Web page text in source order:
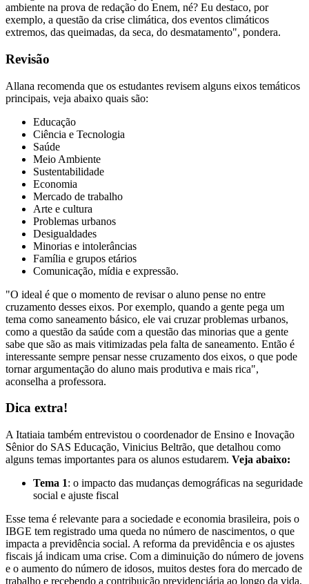
ambiente na prova de redação do Enem, né? Eu destaco, por
exemplo, a questão da crise climática, dos eventos climáticos
extremos, das queimadas, da seca, do desmatamento", pondera.
Revisão
Allana recomenda que os estudantes revisem alguns eixos temáticos
principais, veja abaixo quais são:
Educação
Ciência e Tecnologia
Saúde
Meio Ambiente
Sustentabilidade
Economia
Mercado de trabalho
Arte e cultura
Problemas urbanos
Desigualdades
Minorias e intolerâncias
Família e grupos etários
Comunicação, mídia e expressão.
"O ideal é que o momento de revisar o aluno pense no entre
cruzamento desses eixos. Por exemplo, quando a gente pega um
tema como saneamento básico, ele vai cruzar problemas urbanos,
como a questão da saúde com a questão das minorias que a gente
sabe que são as mais vitimizadas pela falta de saneamento. Então é
interessante sempre pensar nesse cruzamento dos eixos, o que pode
tornar argumentação do aluno mais produtiva e mais rica",
aconselha a professora.
Dica extra!
A Itatiaia também entrevistou o coordenador de Ensino e Inovação
Sênior do SAS Educação, Vinicius Beltrão, que detalhou como
alguns temas importantes para os alunos estudarem. Veja abaixo:
Tema 1: o impacto das mudanças demográficas na seguridade
social e ajuste fiscal
Esse tema é relevante para a sociedade e economia brasileira, pois o
IBGE tem registrado uma queda no número de nascimentos, o que
impacta a previdência social. A reforma da previdência e os ajustes
fiscais já indicam uma crise. Com a diminuição do número de jovens
e o aumento do número de idosos, muitos destes fora do mercado de
trabalho e recebendo a contribuição previdenciária ao longo da vida,